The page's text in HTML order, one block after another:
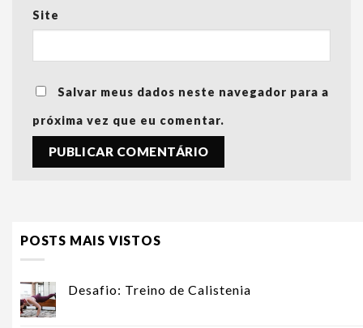
Site
Salvar meus dados neste navegador para a
próxima vez que eu comentar.
POSTS MAIS VISTOS
Desafio: Treino de Calistenia